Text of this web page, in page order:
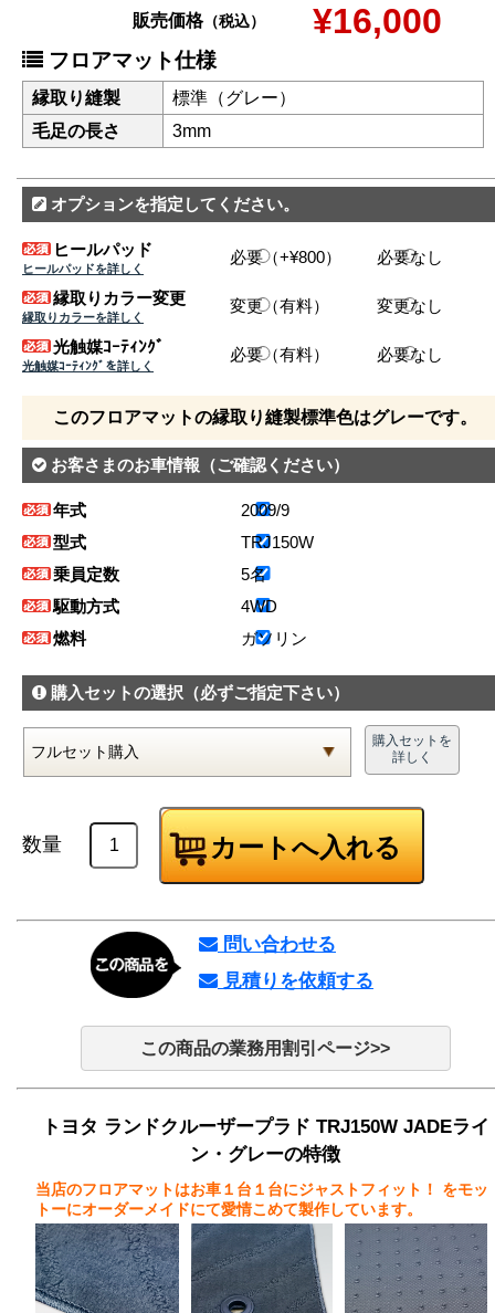
販売価格（税込） ¥16,000
フロアマット仕様
縁取り縫製
標準（グレー）
毛足の長さ
3mm
オプションを指定してください。
ヒールパッド
ヒールパッドを詳しく
必要（+¥800） 必要なし
縁取りカラー変更
縁取りカラーを詳しく
変更（有料） 変更なし
光触媒ｺｰﾃｨﾝｸﾞ
光触媒ｺｰﾃｨﾝｸﾞを詳しく
必要（有料） 必要なし
このフロアマットの縁取り縫製標準色はグレーです。
お客さまのお車情報 （ご確認ください）
年式
2009/9
型式
TRJ150W
乗員定数
5名
駆動方式
4WD
燃料
ガソリン
購入セットの選択 （必ずご指定下さい）
購入セットを
詳しく
数量
問い合わせる
見積りを依頼する
この商品の業務用割引ページ>>
トヨタ ランドクルーザープラド TRJ150W JADEライ
ン・グレーの特徴
当店のフロアマットはお車１台１台にジャストフィット！
をモッ
トーにオーダーメイドにて愛情こめて製作しています。